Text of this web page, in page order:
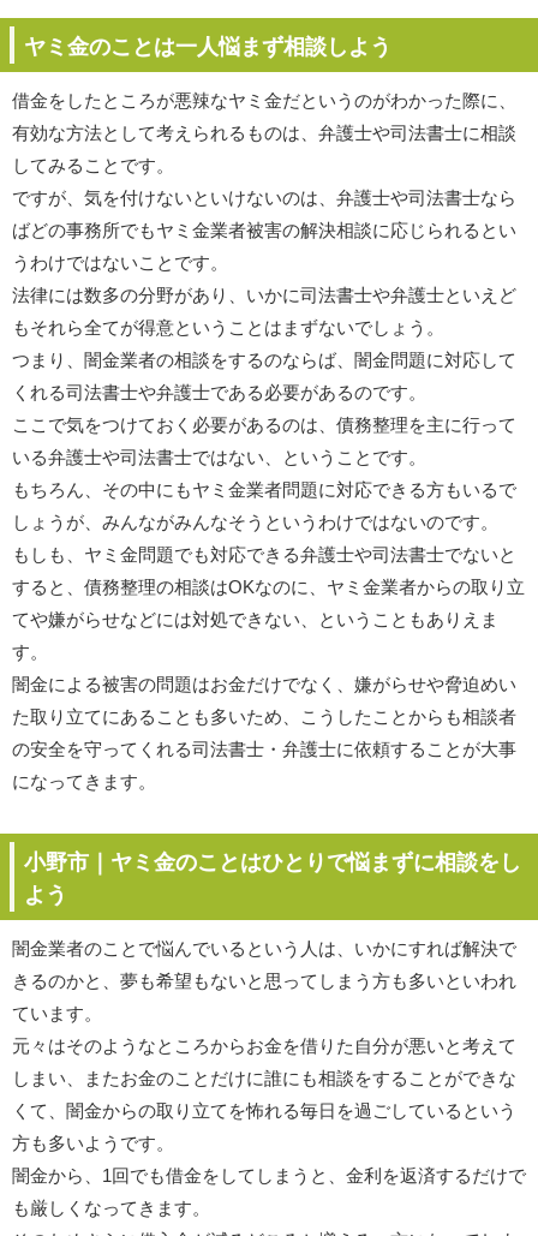
ヤミ金のことは一人悩まず相談しよう
借金をしたところが悪辣なヤミ金だというのがわかった際に、
有効な方法として考えられるものは、弁護士や司法書士に相談
してみることです。
ですが、気を付けないといけないのは、弁護士や司法書士なら
ばどの事務所でもヤミ金業者被害の解決相談に応じられるとい
うわけではないことです。
法律には数多の分野があり、いかに司法書士や弁護士といえど
もそれら全てが得意ということはまずないでしょう。
つまり、闇金業者の相談をするのならば、闇金問題に対応して
くれる司法書士や弁護士である必要があるのです。
ここで気をつけておく必要があるのは、債務整理を主に行って
いる弁護士や司法書士ではない、ということです。
もちろん、その中にもヤミ金業者問題に対応できる方もいるで
しょうが、みんながみんなそうというわけではないのです。
もしも、ヤミ金問題でも対応できる弁護士や司法書士でないと
すると、債務整理の相談はOKなのに、ヤミ金業者からの取り立
てや嫌がらせなどには対処できない、ということもありえま
す。
闇金による被害の問題はお金だけでなく、嫌がらせや脅迫めい
た取り立てにあることも多いため、こうしたことからも相談者
の安全を守ってくれる司法書士・弁護士に依頼することが大事
になってきます。
小野市｜ヤミ金のことはひとりで悩まずに相談をし
よう
闇金業者のことで悩んでいるという人は、いかにすれば解決で
きるのかと、夢も希望もないと思ってしまう方も多いといわれ
ています。
元々はそのようなところからお金を借りた自分が悪いと考えて
しまい、またお金のことだけに誰にも相談をすることができな
くて、闇金からの取り立てを怖れる毎日を過ごしているという
方も多いようです。
闇金から、1回でも借金をしてしまうと、金利を返済するだけで
も厳しくなってきます。